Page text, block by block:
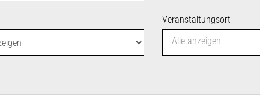
Veranstaltungsort
Alle anzeigen